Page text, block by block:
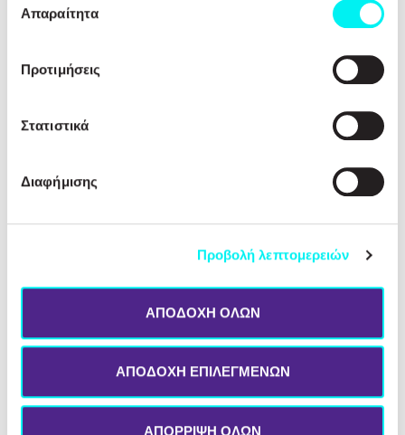
("Απόρριψη Όλων"), είτε να επιλέξετε συγκεκριμένα
πατήσετε το κουμπί ("Αποδοχή Επιλεγμένων"). Για
περισσότερες πληροφορίες μπορείτε να ανατρέξετε
Cookies
. Μπορείτε να μεταβάλλετε τη συναίνεσή σας
συγκατάθεσης
Απαραίτητα
Προτιμήσεις
Στατιστικά
Διαφήμισης
Προβολή λεπτομερειών
ΑΠΟΔΟΧΗ ΟΛΩΝ
ΑΠΟΔΟΧΗ ΕΠΙΛΕΓΜΕΝΩΝ
ΑΠΟΡΡΙΨΗ ΟΛΩΝ
ΚΙΣΣΑΒΟΣ
ΙΚΑΡΟΣ ΑΝΕΜΟΣ
ΚΕΡΑΣΟΥΔΑ
ΑΙΟΛΙΚΗ
MNG
ΚΟΡΙΝΘΟΣ
ΑΝΕΜΟΡΟΗ
PROTERGIA